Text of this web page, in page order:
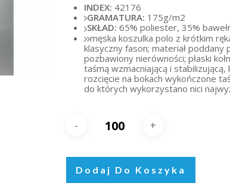
INDEX: 42176
GRAMATURA: 175g/m2
SKŁAD: 65% poliester, 35%
męska koszulka polo z krótkim
klasyczny fason; materiał
pozbawiony nierówności; płaski
taśmą wzmacniającą i
rozcięcie na bokach wykończone
do których wykorzystano nici
Dodaj Do Koszyka